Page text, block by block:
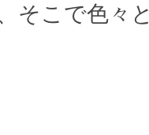
そこで色々